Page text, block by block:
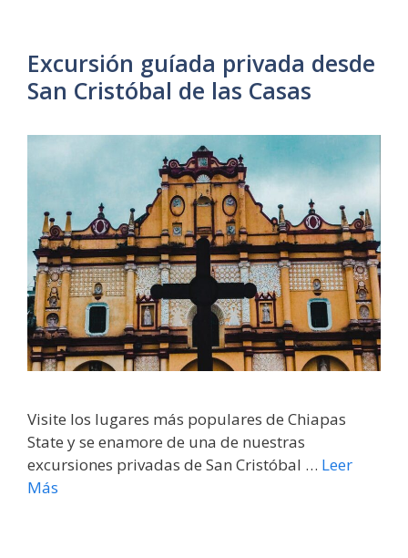
Excursión guíada privada desde
San Cristóbal de las Casas
Visite los lugares más populares de Chiapas
State y se enamore de una de nuestras
excursiones privadas de San Cristóbal … Leer
Más